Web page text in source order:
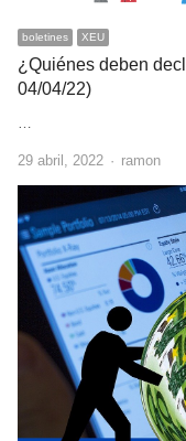
boletines XEU
¿Quiénes deben
04/04/22)
29 abril, 2022 Author
ramon